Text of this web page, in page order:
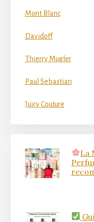
Mont Blanc
Davidoff
Thierry Mugler
Paul Sebastian
Juicy Couture
La